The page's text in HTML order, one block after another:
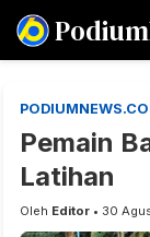
Pemain
Latihan
Oleh Editor • 30